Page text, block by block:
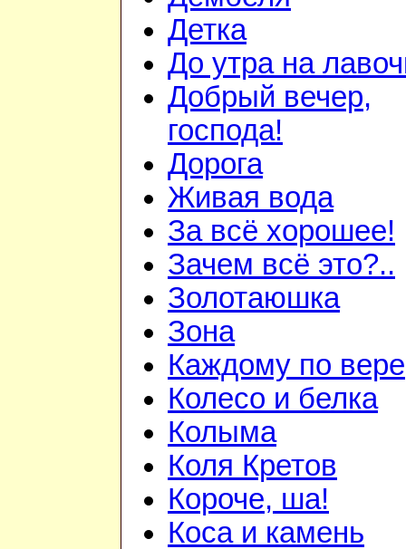
Детка
До утра на
Добрый вечер,
господа!
Дорога
Живая вода
За всё хорошее!
Зачем всё это?..
Золотаюшка
Зона
Каждому по вере
Колесо и белка
Колыма
Коля Кретов
Короче, ша!
Коса и камень